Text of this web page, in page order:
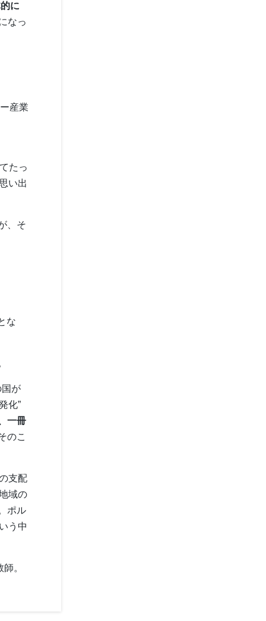
に
なっ
産業
たっ
い出
、そ
な
国が
化”
一冊
のこ
支配
域の
ポル
う中
。